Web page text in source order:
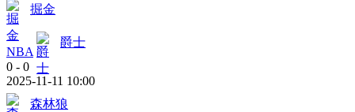
掘金
NBA
爵士
0 - 0
2025-11-11 10:00
森林狼